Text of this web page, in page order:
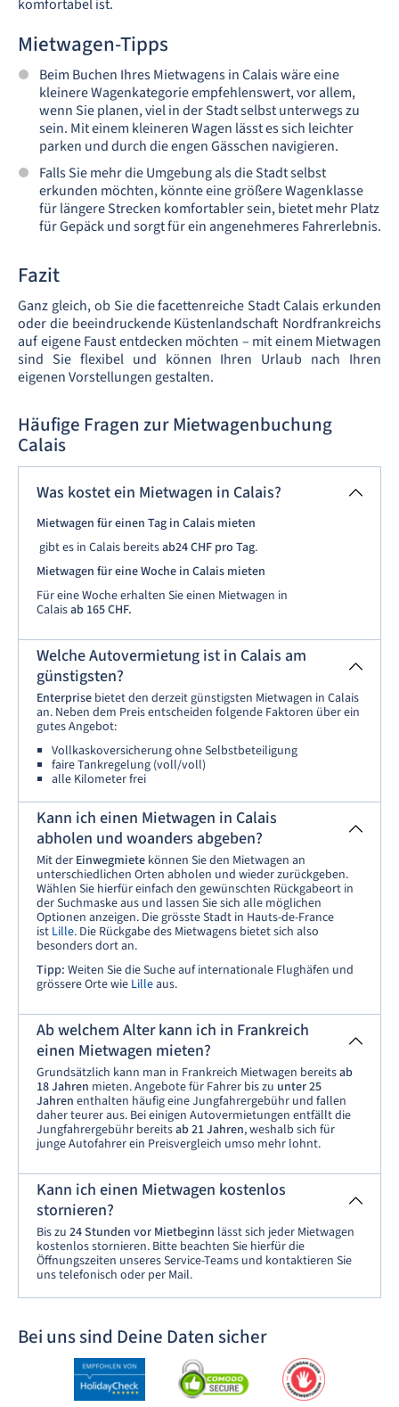
komfortabel ist.
Mietwagen-Tipps
Beim Buchen Ihres Mietwagens in Calais wäre eine
kleinere Wagenkategorie empfehlenswert, vor allem,
wenn Sie planen, viel in der Stadt selbst unterwegs zu
sein. Mit einem kleineren Wagen lässt es sich leichter
parken und durch die engen Gässchen navigieren.
Falls Sie mehr die Umgebung als die Stadt selbst
erkunden möchten, könnte eine größere Wagenklasse
für längere Strecken komfortabler sein, bietet mehr Platz
für Gepäck und sorgt für ein angenehmeres Fahrerlebnis.
Fazit
Ganz gleich, ob Sie die facettenreiche Stadt Calais erkunden
oder die beeindruckende Küstenlandschaft Nordfrankreichs
auf eigene Faust entdecken möchten – mit einem Mietwagen
sind Sie flexibel und können Ihren Urlaub nach Ihren
eigenen Vorstellungen gestalten.
Häufige Fragen zur Mietwagenbuchung
Calais
Was kostet ein Mietwagen in Calais?
Mietwagen für einen Tag in Calais mieten
gibt es in Calais bereitsab24 CHF pro Tag.
Mietwagen für eine Woche in Calais mieten
Für eine Woche erhalten Sie einen Mietwagen in
Calaisab 165 CHF.
Welche Autovermietung ist in Calais am
günstigsten?
Enterprise bietet den derzeit günstigsten Mietwagen in Calais
an. Neben dem Preis entscheiden folgende Faktoren über ein
gutes Angebot:
Vollkaskoversicherung ohne Selbstbeteiligung
faire Tankregelung (voll/voll)
alle Kilometer frei
Kann ich einen Mietwagen in Calais
abholen und woanders abgeben?
Mit der Einwegmiete können Sie den Mietwagen an
unterschiedlichen Orten abholen und wieder zurückgeben.
Wählen Sie hierfür einfach den gewünschten Rückgabeort in
der Suchmaske aus und lassen Sie sich alle möglichen
Optionen anzeigen. Die grösste Stadt in Hauts-de-France
ist Lille. Die Rückgabe des Mietwagens bietet sich also
besonders dort an.
Tipp: Weiten Sie die Suche auf internationale Flughäfen und
grössere Orte wie Lilleaus.
Ab welchem Alter kann ich in Frankreich
einen Mietwagen mieten?
Grundsätzlich kann man in Frankreich Mietwagen bereitsab
18 Jahren mieten. Angebote für Fahrer bis zu unter 25
Jahren enthalten häufig eine Jungfahrergebühr und fallen
daher teurer aus. Bei einigen Autovermietungen entfällt die
Jungfahrergebühr bereitsab 21 Jahren, weshalb sich für
junge Autofahrer ein Preisvergleich umso mehr lohnt.
Kann ich einen Mietwagen kostenlos
stornieren?
Bis zu 24 Stunden vor Mietbeginn lässt sich jeder Mietwagen
kostenlos stornieren. Bitte beachten Sie hierfür die
Öffnungszeiten unseres Service-Teams und kontaktieren Sie
uns telefonisch oder per Mail.
Bei uns sind Deine Daten sicher